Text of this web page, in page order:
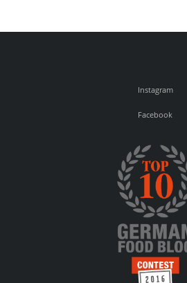
Instagram
Facebook